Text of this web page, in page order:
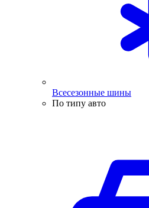
Всесезонные шины
По типу авто